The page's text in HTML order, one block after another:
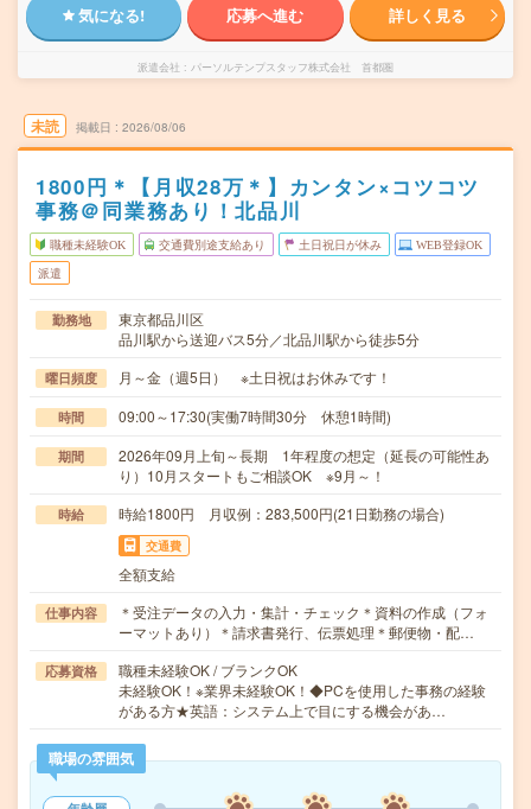
気になる! 応募へ進む 詳しく見る
派遣会社 パーソルテンプスタッフ株式会社 首都圏
未読 掲載日 2026/08/06
1800円＊【月収28万＊】カンタン×コツコツ
事務＠同業務あり！北品川
職種未経験OK 交通費別途支給あり 土日祝日が休み WEB登録OK
派遣
勤務地
東京都品川区
品川駅から送迎バス5分／北品川駅から徒歩5分
曜日頻度 月～金（週5日） ※土日祝はお休みです！
時間 09:00～17:30(実働7時間30分 休憩1時間)
期間
2026年09月上旬～長期 1年程度の想定（延長の可能性あ
り）10月スタートもご相談OK ※9月～！
時給 時給1800円 月収例：283,500円(21日勤務の場合)
交通費
全額支給
仕事内容
＊受注データの入力・集計・チェック＊資料の作成（フォ
ーマットあり）＊請求書発行、伝票処理＊郵便物・配…
応募資格
職種未経験OK / ブランクOK
未経験OK！※業界未経験OK！◆PCを使用した事務の経験
がある方★英語：システム上で目にする機会があ…
職場の雰囲気